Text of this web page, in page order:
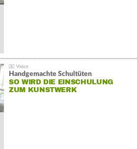
Handgemachte Schultüten
SO WIRD DIE EINSCHULUNG
ZUM KUNSTWERK